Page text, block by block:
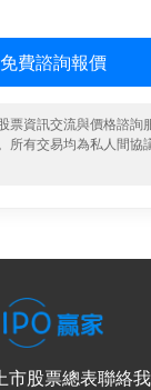
免費諮詢報價
票資訊交流與價格諮詢
所有交易均為私人間協
市股票總表聯絡